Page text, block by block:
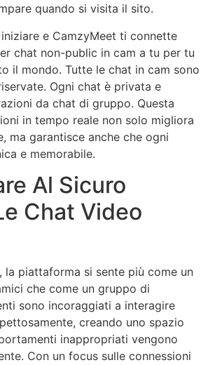
quando si visita il sito.
e CamzyMeet ti connette
chat non-public in cam a tu per tu
il mondo. Tutte le chat in cam sono
Ogni chat è privata e
da chat di gruppo. Questa
in tempo reale non solo migliora
ma garantisce anche che ogni
e memorabile.
Al Sicuro
Chat Video
la piattaforma si sente più come un
che come un gruppo di
sono incoraggiati a interagire
creando uno spazio
inappropriati vengono
Con un focus sulle connessioni